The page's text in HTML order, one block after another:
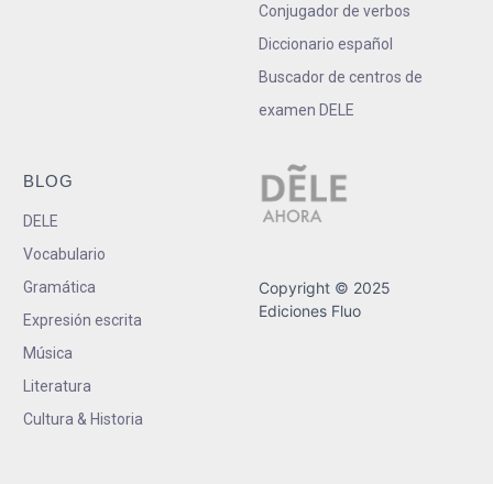
Conjugador de verbos
Diccionario español
Buscador de centros de
examen DELE
BLOG
DELE
Vocabulario
Gramática
Expresión escrita
Música
Literatura
Cultura & Historia
Copyright © 2025
Ediciones Fluo